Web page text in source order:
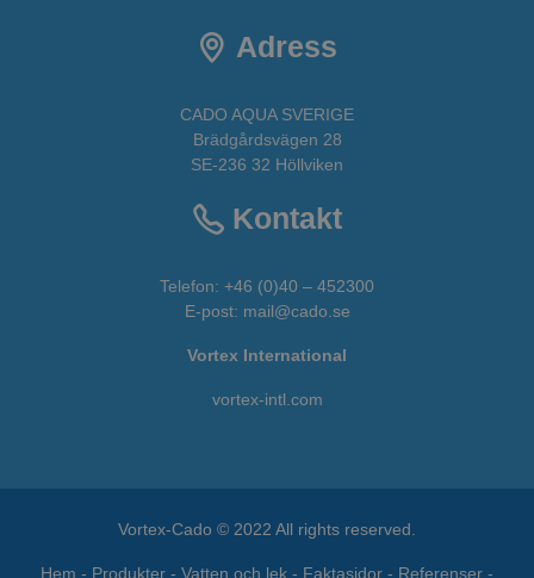
Adress
CADO AQUA SVERIGE
Brädgårdsvägen 28
SE-236 32 Höllviken
Kontakt
Telefon: +46 (0)40 – 452300
E-post: mail@cado.se
Vortex International
vortex-intl.com
Vortex-Cado © 2022 All rights reserved.
Hem - Produkter - Vatten och lek - Faktasidor - Referenser -